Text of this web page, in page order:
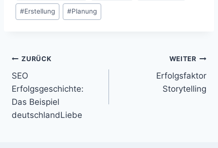
#Erstellung #Planung
Beitragsnavigation
ZURÜCK
SEO
Erfolgsgeschichte:
Das Beispiel
deutschlandLiebe
WEITER
Erfolgsfaktor
Storytelling